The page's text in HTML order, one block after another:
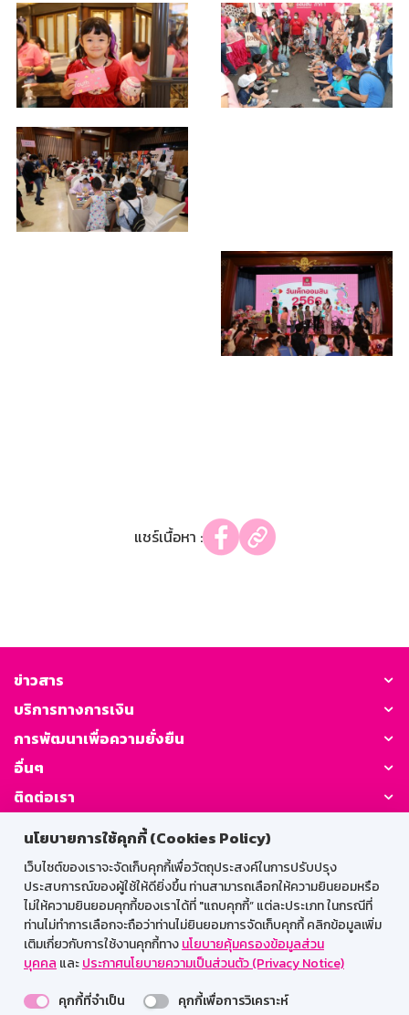
นโยบายการใช้คุกกี้ (Cookies Policy)
เว็บไซต์ของเราจะจัดเก็บคุกกี้เพื่อวัตถุประสงค์ในการปรับปรุง
ประสบการณ์ของผู้ใช้ให้ดียิ่งขึ้น ท่านสามารถเลือกให้ความยินยอมหรือ
ไม่ให้ความยินยอมคุกกี้ของเราได้ที่ "แถบคุกกี้” แต่ละประเภท ในกรณีที่
ท่านไม่ทำการเลือกจะถือว่าท่านไม่ยินยอมการจัดเก็บคุกกี้ คลิกข้อมูลเพิ่ม
เติมเกี่ยวกับการใช้งานคุกกี้ทางนโยบายคุ้มครองข้อมูลส่วน
บุคคล และประกาศนโยบายความเป็นส่วนตัว (Privacy Notice)
คุกกี้ที่จำเป็น
คุกกี้เพื่อการวิเคราะห์
แชร์เนื้อหา :
ข่าวสาร
บริการทางการเงิน
การพัฒนาเพื่อความยั่งยืน
อื่นๆ
ติดต่อเรา
GSB Society:
สำหรับพนักงาน
Web HR
GSB Wisdom
M-Search
เข้าสู่ระบบเน็ตเมล